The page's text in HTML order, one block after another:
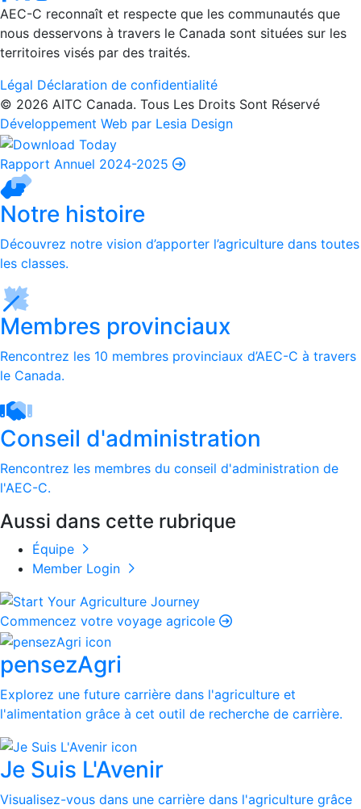
AEC-C reconnaît et respecte que les communautés que
nous desservons à travers le Canada sont situées sur les
territoires visés par des traités.
Légal Déclaration de confidentialité
© 2026 AITC Canada. Tous Les Droits Sont Réservé
Développement Web par Lesia Design
Rapport Annuel 2024-2025
Notre histoire
Découvrez notre vision d’apporter l’agriculture dans toutes
les classes.
Membres provinciaux
Rencontrez les 10 membres provinciaux d’AEC-C à travers
le Canada.
Conseil d'administration
Rencontrez les membres du conseil d'administration de
l'AEC-C.
Aussi dans cette rubrique
Équipe
Member Login
Commencez votre voyage agricole
pensezAgri
Explorez une future carrière dans l'agriculture et
l'alimentation grâce à cet outil de recherche de carrière.
Je Suis L'Avenir
Visualisez-vous dans une carrière dans l'agriculture grâce